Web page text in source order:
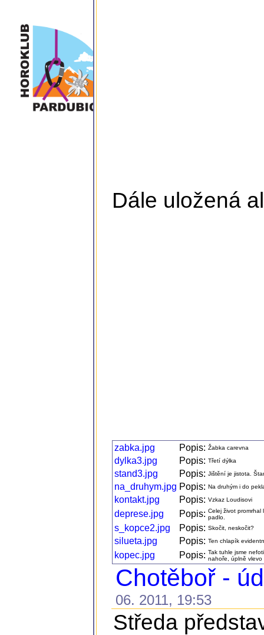
Dále uložená
zabka.jpg Popis: Žabka carevna
dylka3.jpg Popis: Třetí dýlka
stand3.jpg Popis: Jištění je jistota.
na_druhym.jpg Popis: Na druhým i do
kontakt.jpg Popis: Vzkaz Loudisovi
deprese.jpg Popis: Celej život
padlo.
s_kopce2.jpg Popis: Skočit, neskočit?
silueta.jpg Popis: Ten chlapík
kopec.jpg Popis: Tak tuhle jsme
nahoře, úplně vlevo
Chotěboř -
06. 2011, 19:53
Středa